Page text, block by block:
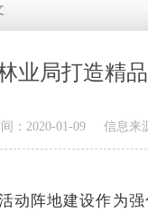
业局打造精
：2020-01-09 信息来
动阵地建设作为